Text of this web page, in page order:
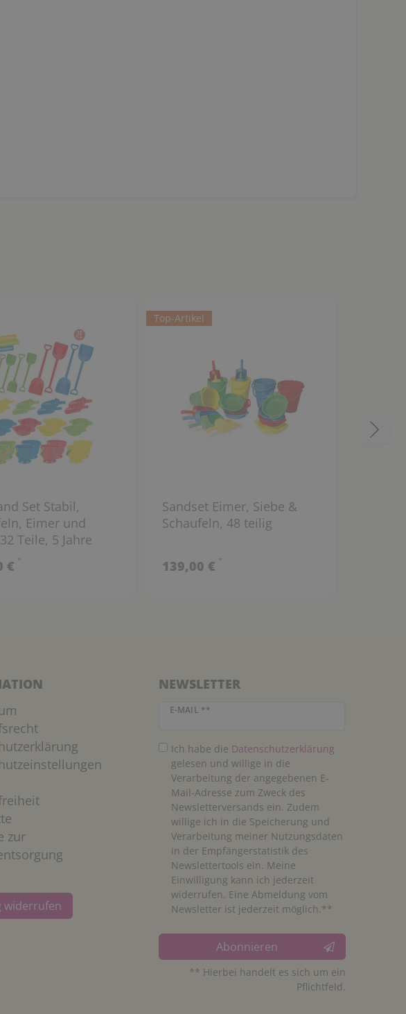
Set Stabil,
Eimer und
Teile, 5 Jahre
€ *
Top-Artikel
Sandset Eimer, Siebe &
Schaufeln, 48 teilig
139,00 € *
zur
widerrufen
NEWSLETTER
E-MAIL **
Newsletter Honig
Ich habe die Daten­schutz­erklärung
gelesen und willige in die
Verarbeitung der angegebenen E-
Mail-Adresse zum Zweck des
Newsletterversands ein. Zudem
willige ich in die Speicherung und
Verarbeitung meiner Nutzungsdaten
in der Empfängerstatistik des
Newslettertools ein. Meine
Einwilligung kann ich jederzeit
widerrufen. Eine Abmeldung vom
Newsletter ist jederzeit möglich.**
Abonnieren
** Hierbei handelt es sich um ein
Pflichtfeld.